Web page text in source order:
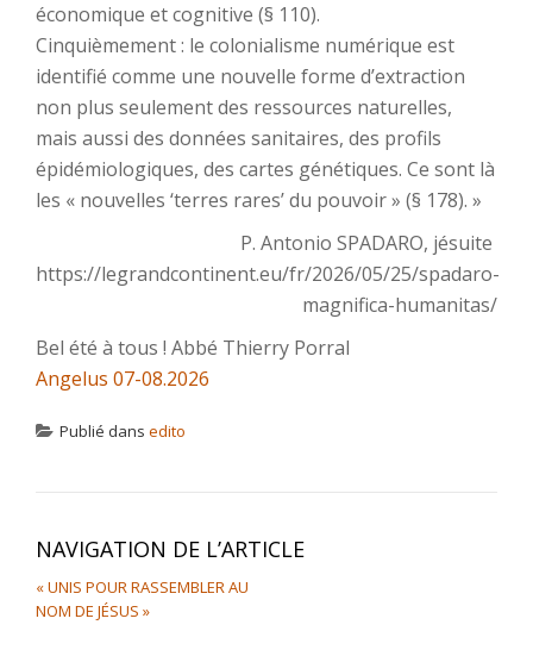
économique et cognitive (§ 110).
Cinquièmement : le colonialisme numérique est
identifié comme une nouvelle forme d’extraction
non plus seulement des ressources naturelles,
mais aussi des données sanitaires, des profils
épidémiologiques, des cartes génétiques. Ce sont là
les « nouvelles ‘terres rares’ du pouvoir » (§ 178). »
P. Antonio SPADARO, jésuite
https://legrandcontinent.eu/fr/2026/05/25/spadaro-
magnifica-humanitas/
Bel été à tous ! Abbé Thierry Porral
Angelus 07-08.2026
Publié dans edito
NAVIGATION DE L’ARTICLE
« UNIS POUR RASSEMBLER AU
NOM DE JÉSUS »